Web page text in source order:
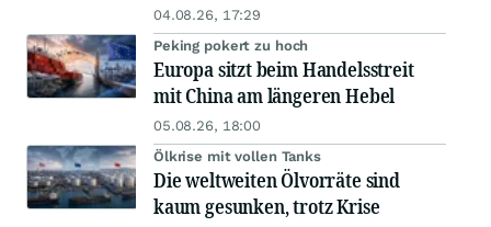
04.08.26, 17:29
Peking pokert zu hoch
Europa sitzt beim Handelsstreit
mit China am längeren Hebel
05.08.26, 18:00
Ölkrise mit vollen Tanks
Die weltweiten Ölvorräte sind
kaum gesunken, trotz Krise